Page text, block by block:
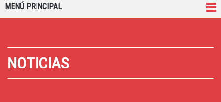
MENÚ PRINCIPAL
NOTICIAS